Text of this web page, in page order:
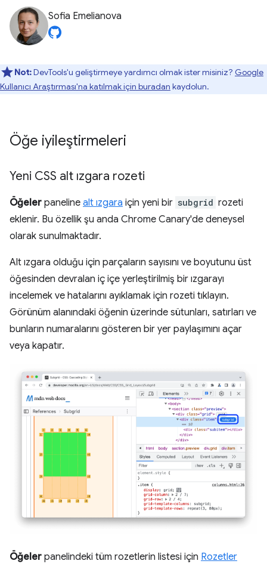
Sofia Emelianova
Not:DevTools'u geliştirmeye yardımcı olmak ister misiniz? Google
Kullanıcı Araştırması'na katılmak için buradan kaydolun.
Öğe iyileştirmeleri
Yeni CSS alt ızgara rozeti
Öğeler paneline alt ızgara için yeni bir subgrid rozeti
eklenir. Bu özellik şu anda Chrome Canary'de deneysel
olarak sunulmaktadır.
Alt ızgara olduğu için parçaların sayısını ve boyutunu üst
öğesinden devralan iç içe yerleştirilmiş bir ızgarayı
incelemek ve hatalarını ayıklamak için rozeti tıklayın.
Görünüm alanındaki öğenin üzerinde sütunları, satırları ve
bunların numaralarını gösteren bir yer paylaşımını açar
veya kapatır.
Öğeler panelindeki tüm rozetlerin listesi için Rozetler